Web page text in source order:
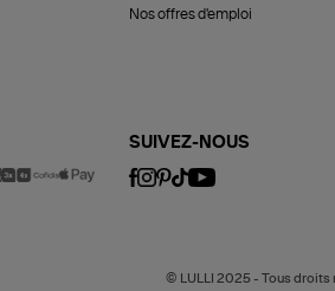
Nos offres d'emploi
SUIVEZ-NOUS
© LULLI 2025 - Tous